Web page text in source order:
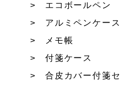
エコボールペン
アルミペンケース
メモ帳
付箋ケース
合皮カバー付箋セ